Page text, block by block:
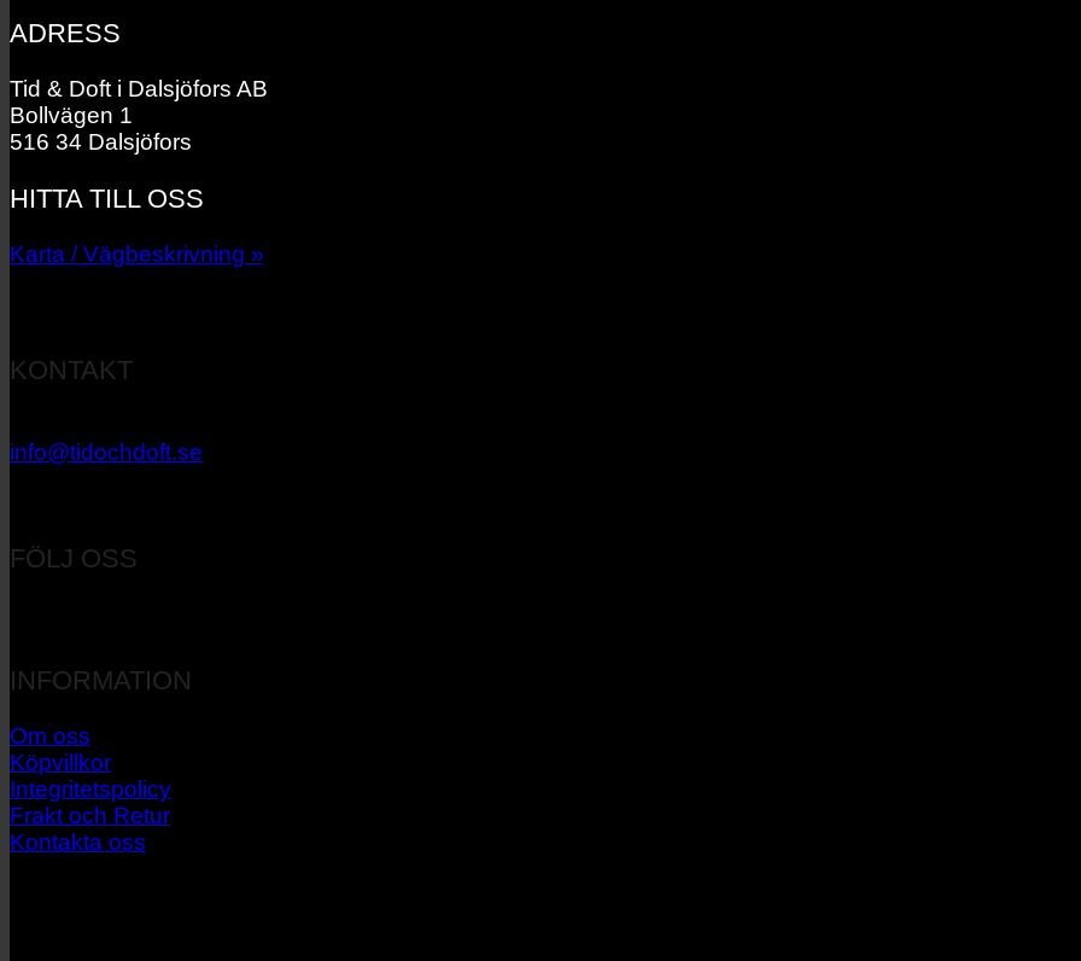
ADRESS
Tid & Doft i Dalsjöfors AB
Bollvägen 1
516 34 Dalsjöfors
HITTA TILL OSS
Karta / Vägbeskrivning »
KONTAKT
info@tidochdoft.se
FÖLJ OSS
INFORMATION
Om oss
Köpvillkor
Integritetspolicy
Frakt och Retur
Kontakta oss